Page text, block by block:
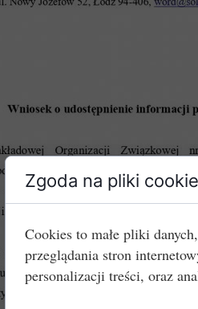
Zgoda na pliki cookie
Cookies to małe pliki
przeglądania stron
personalizacji treści, oraz